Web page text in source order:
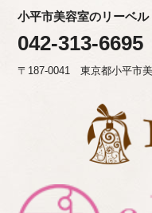
小平市美容室のリーベ
042-313-6695
〒187-0041 東京都小平市